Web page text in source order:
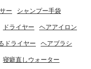
ー シャンプー手袋
ドライヤー ヘアアイロン
ドライヤー ヘアブラシ
寝癖直しウォーター